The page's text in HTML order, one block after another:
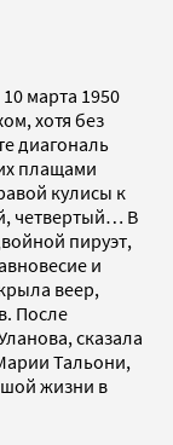
марта 1950
хотя без
диагональ
плащами
кулисы к
четвертый… В
пируэт,
и
веер,
После
сказала
Тальони,
жизни в